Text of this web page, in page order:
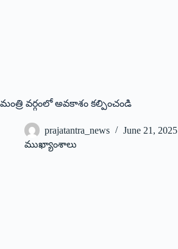
మంత్రి వర్గంలో అవకాశం కల్పించండి
prajatantra_news
June 21, 2025
ముఖ్యాంశాలు